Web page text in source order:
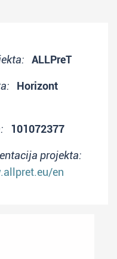
ALLPreT
Horizont
101072377
projekta:
en